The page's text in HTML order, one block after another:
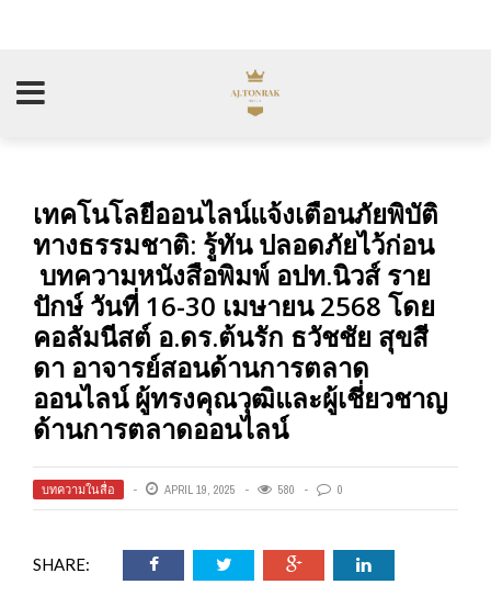
เทคโนโลยีออนไลน์แจ้งเตือนภัยพิบัติ
ทางธรรมชาติ: รู้ทัน ปลอดภัยไว้ก่อน
บทความหนังสือพิมพ์ อปท.นิวส์ ราย
ปักษ์ วันที่ 16-30 เมษายน 2568 โดย
คอลัมนีสต์ อ.ดร.ต้นรัก ธวัชชัย สุขสี
ดา อาจารย์สอนด้านการตลาด
ออนไลน์ ผู้ทรงคุณวุฒิและผู้เชี่ยวชาญ
ด้านการตลาดออนไลน์
บทความในสื่อ APRIL 19, 2025 580 0
SHARE: